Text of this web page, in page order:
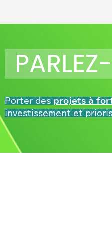
Porter des projets à
investissement et